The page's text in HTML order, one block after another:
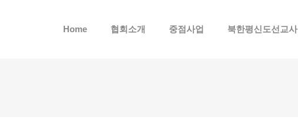
Home 협회소개 중점사업 북한평신도선교사